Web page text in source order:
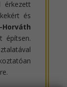
érkezett
és
építsen.